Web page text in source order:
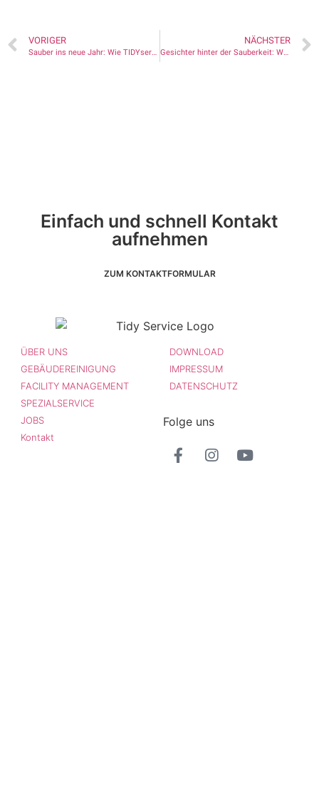
VORIGER
Sauber ins neue Jahr: Wie TIDYservice Sie 2026 unterstützt
NÄCHSTER
Gesichter hinter der Sauberkeit: Wer arbeitet eigentlich in unserem Team?
Einfach und schnell Kontakt
aufnehmen
ZUM KONTAKTFORMULAR
ÜBER UNS
GEBÄUDEREINIGUNG
FACILITY MANAGEMENT
SPEZIALSERVICE
JOBS
Kontakt
DOWNLOAD
IMPRESSUM
DATENSCHUTZ
Folge uns